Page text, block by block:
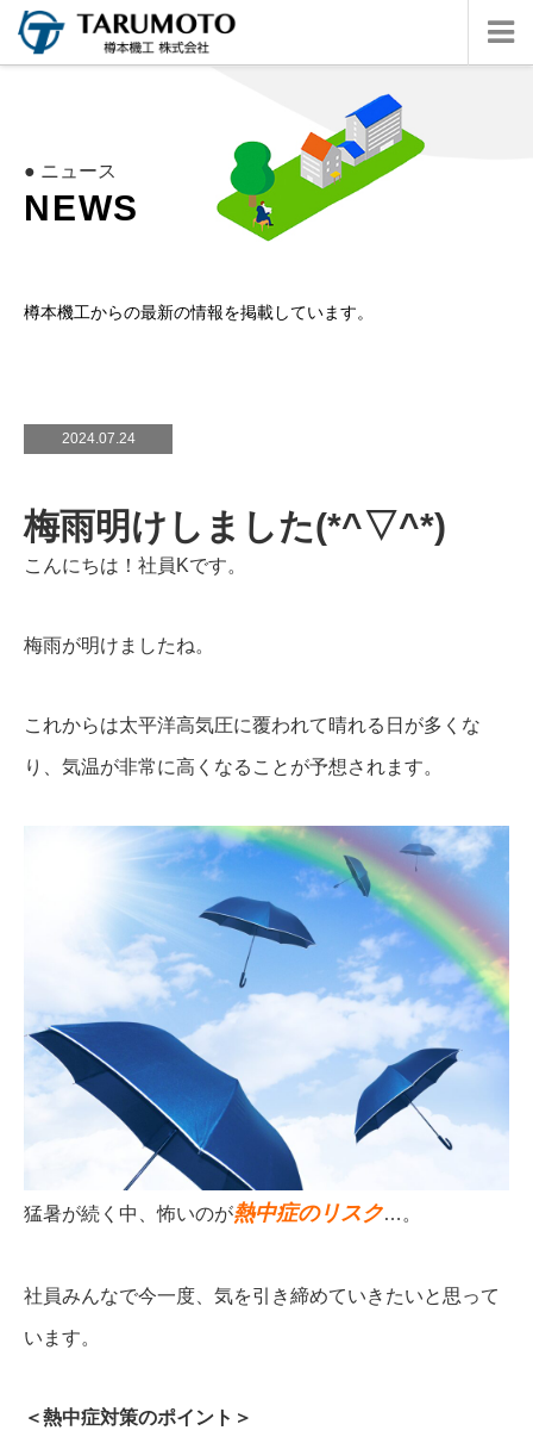
● ニュース
NEWS
樽本機工からの最新の情報を掲載しています。
2024.07.24
梅雨明けしました(*^▽^*)
こんにちは！社員Kです。
梅雨が明けましたね。
これからは太平洋高気圧に覆われて晴れる日が多くな
り、気温が非常に高くなることが予想されます。
猛暑が続く中、怖いのが熱中症のリスク…。
社員みんなで今一度、気を引き締めていきたいと思って
います。
＜熱中症対策のポイント＞